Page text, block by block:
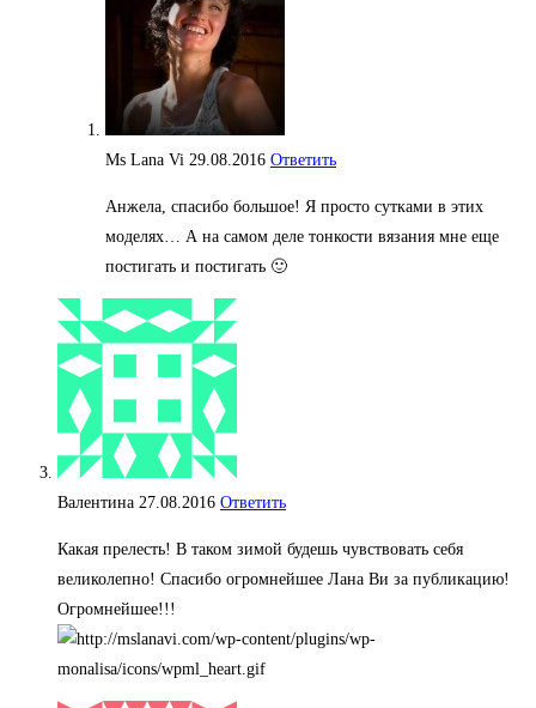
Ms Lana Vi 29.08.2016 Ответить
Анжела, спасибо большое! Я просто сутками в этих
моделях… А на самом деле тонкости вязания мне еще
постигать и постигать 🙂
Валентина 27.08.2016 Ответить
Какая прелесть! В таком зимой будешь чувствовать себя
великолепно! Спасибо огромнейшее Лана Ви за публикацию!
Огромнейшее!!!